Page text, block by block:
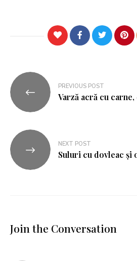
PREVIOUS POST
Varză acră cu
NEXT POST
Suluri cu dovleac și
Join the Conversation